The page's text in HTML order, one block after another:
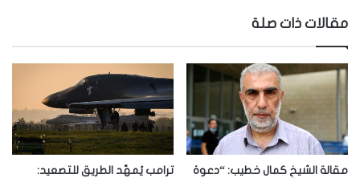
مقالات ذات صلة
مقالة الشيخ كمال خطيب: “دعوة
ترامب يُمهّد الطريق للتصعيد: